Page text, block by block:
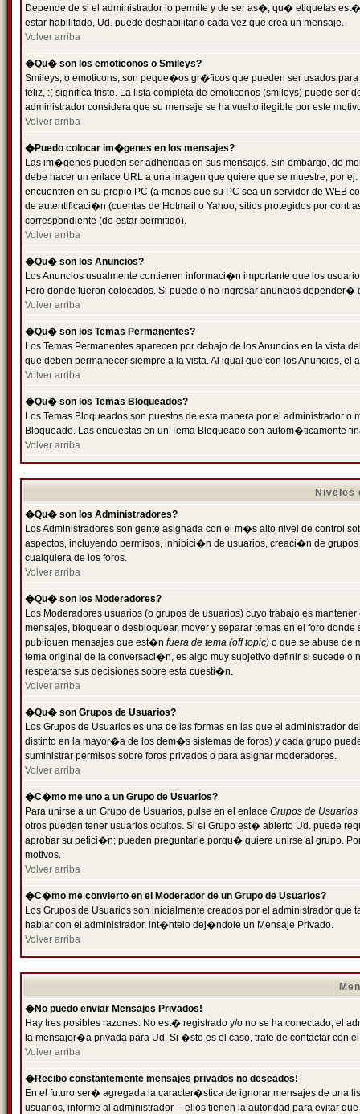
Depende de si el administrador lo permite y de ser as�, qu� etiquetas
estar habilitado, Ud. puede deshabilitarlo cada vez que crea un mensaje.
Volver arriba
�Qu� son los emoticonos o Smileys?
Smileys, o emoticons, son peque�os gr�ficos que pueden ser usados
feliz, :( significa triste. La lista completa de emoticonos (smileys) puede
administrador considera que su mensaje se ha vuelto ilegible por este
Volver arriba
�Puedo colocar im�genes en los mensajes?
Las im�genes pueden ser adheridas en sus mensajes. Sin embargo, de
debe hacer un enlace URL a una imagen que quiere que se muestre, por
encuentren en su propio PC (a menos que su PC sea un servidor de
de autentificaci�n (cuentas de Hotmail o Yahoo, sitios protegidos por
correspondiente (de estar permitido).
Volver arriba
�Qu� son los Anuncios?
Los Anuncios usualmente contienen informaci�n importante que los
Foro donde fueron colocados. Si puede o no ingresar anuncios
Volver arriba
�Qu� son los Temas Permanentes?
Los Temas Permanentes aparecen por debajo de los Anuncios en la
que deben permanecer siempre a la vista. Al igual que con los Anuncios,
Volver arriba
�Qu� son los Temas Bloqueados?
Los Temas Bloqueados son puestos de esta manera por el administrador
Bloqueado. Las encuestas en un Tema Bloqueado son autom�ticamente
Volver arriba
Niveles
�Qu� son los Administradores?
Los Administradores son gente asignada con el m�s alto nivel de control
aspectos, incluyendo permisos, inhibici�n de usuarios, creaci�n de
cualquiera de los foros.
Volver arriba
�Qu� son los Moderadores?
Los Moderadores usuarios (o grupos de usuarios) cuyo trabajo es
mensajes, bloquear o desbloquear, mover y separar temas en el foro
publiquen mensajes que est�n fuera de tema (off topic) o que se abuse de
tema original de la conversaci�n, es algo muy subjetivo definir si sucede
respetarse sus decisiones sobre esta cuesti�n.
Volver arriba
�Qu� son Grupos de Usuarios?
Los Grupos de Usuarios es una de las formas en las que el administrador
distinto en la mayor�a de los dem�s sistemas de foros) y cada grupo
suministrar permisos sobre foros privados o para asignar moderadores.
Volver arriba
�C�mo me uno a un Grupo de Usuarios?
Para unirse a un Grupo de Usuarios, pulse en el enlace Grupos de Usuarios
otros pueden tener usuarios ocultos. Si el Grupo est� abierto Ud. puede
aprobar su petici�n; pueden preguntarle porqu� quiere unirse al grupo.
motivos.
Volver arriba
�C�mo me convierto en el Moderador de un Grupo de Usuarios?
Los Grupos de Usuarios son inicialmente creados por el administrador
hablar con el administrador, int�ntelo dej�ndole un Mensaje Privado.
Volver arriba
�No puedo enviar Mensajes Privados!
Hay tres posibles razones: No est� registrado y/o no se ha conectado, el
la mensajer�a privada para Ud. Si �ste es el caso, trate de contactar con
Volver arriba
�Recibo constantemente mensajes privados no deseados!
En el futuro ser� agregada la caracter�stica de ignorar mensajes de una
usuarios, informe al administrador -- ellos tienen la autoridad para evitar